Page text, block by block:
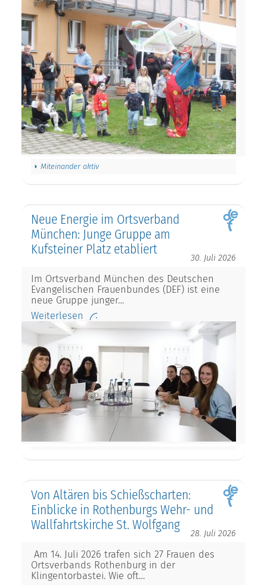
Miteinander aktiv
Neue Energie im Ortsverband
München: Junge Gruppe am
Kufsteiner Platz etabliert
30. Juli 2026
Im Ortsverband München des Deutschen
Evangelischen Frauenbundes (DEF) ist eine
neue Gruppe junger…
Weiterlesen
Von Altären bis Schießscharten:
Einblicke in Rothenburgs Wehr- und
Wallfahrtskirche St. Wolfgang
28. Juli 2026
Am 14. Juli 2026 trafen sich 27 Frauen des
Ortsverbands Rothenburg in der
Klingentorbastei. Wie oft…